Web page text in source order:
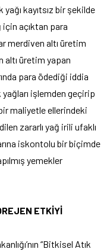
kayıtsız bir şekilde
için açıktan para
merdiven altı üretim
altı üretim yapan
para ödediği iddia
işlemden geçirip
maliyetle ellerindeki
zararlı yağ irili ufaklı
iskontolu bir biçimde
yemekler
ETKİYİ
“Bitkisel Atık